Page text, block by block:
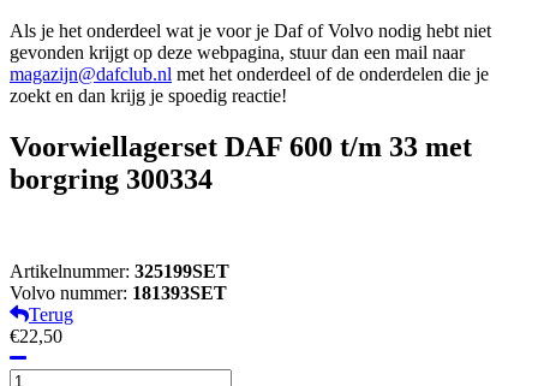
Als je het onderdeel wat je voor je Daf of Volvo nodig hebt niet
gevonden krijgt op deze webpagina, stuur dan een mail naar
magazijn@dafclub.nl met het onderdeel of de onderdelen die je
zoekt en dan krijg je spoedig reactie!
Voorwiellagerset DAF 600 t/m 33 met
borgring 300334
Artikelnummer: 325199SET
Volvo nummer: 181393SET
Terug
€22,50